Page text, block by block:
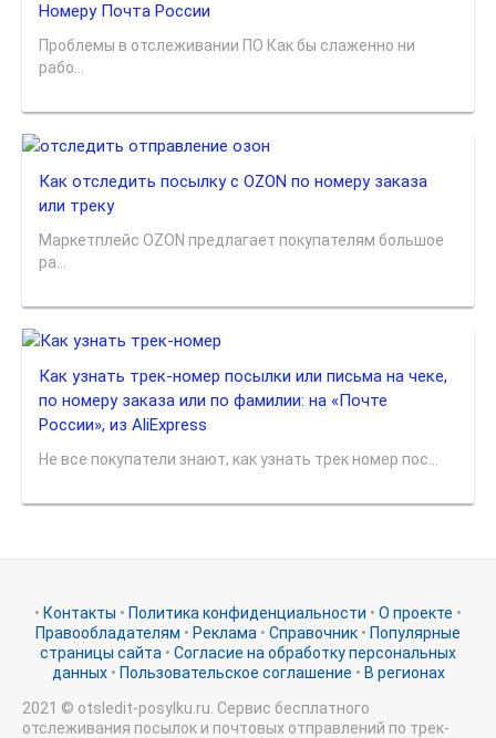
Номеру Почта России
Проблемы в отслеживании ПО Как бы слаженно ни
рабо...
Как отследить посылку с OZON по номеру заказа
или треку
Маркетплейс OZON предлагает покупателям большое
ра...
Как узнать трек-номер посылки или письма на чеке,
по номеру заказа или по фамилии: на «Почте
России», из AliExpress
Не все покупатели знают, как узнать трек номер пос...
• Контакты • Политика конфиденциальности • О проекте •
Правообладателям • Реклама • Справочник • Популярные
страницы сайта • Согласие на обработку персональных
данных• Пользовательское соглашение • В регионах
2021 © otsledit-posylku.ru. Сервис бесплатного
отслеживания посылок и почтовых отправлений по трек-